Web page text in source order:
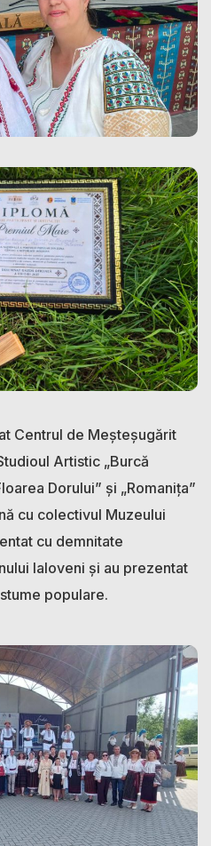
Centrul de Meșteșugărit
Artistic „Burcă
Dorului” și „Romanița”
cu colectivul Muzeului
cu demnitate
Ialoveni și au prezentat
populare.